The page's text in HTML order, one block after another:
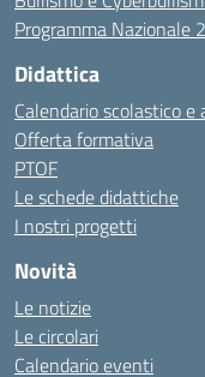
Programma Nazionale
Didattica
Calendario scolastico
Offerta formativa
PTOF
Le schede didattiche
I nostri progetti
Novità
Le notizie
Le circolari
Calendario eventi